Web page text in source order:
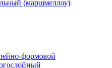
(маршмеллоу)
формовой